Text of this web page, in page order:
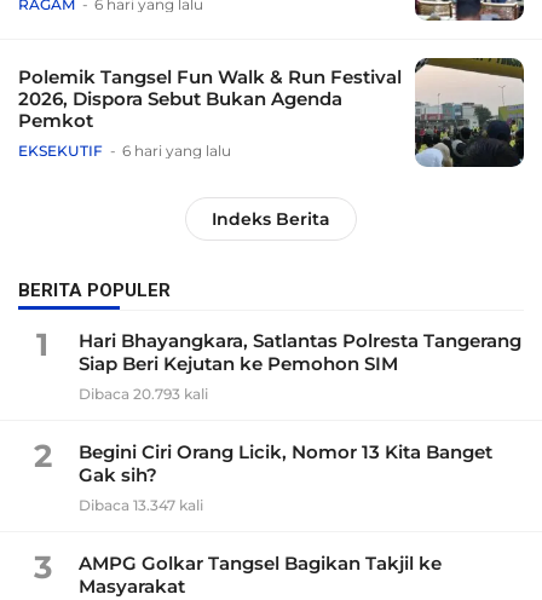
RAGAM 6 hari yang lalu
Polemik Tangsel Fun Walk & Run Festival
2026, Dispora Sebut Bukan Agenda
Pemkot
EKSEKUTIF 6 hari yang lalu
Indeks Berita
BERITA POPULER
1
Hari Bhayangkara, Satlantas Polresta Tangerang
Siap Beri Kejutan ke Pemohon SIM
Dibaca 20.793 kali
2
Begini Ciri Orang Licik, Nomor 13 Kita Banget
Gak sih?
Dibaca 13.347 kali
3
AMPG Golkar Tangsel Bagikan Takjil ke
Masyarakat